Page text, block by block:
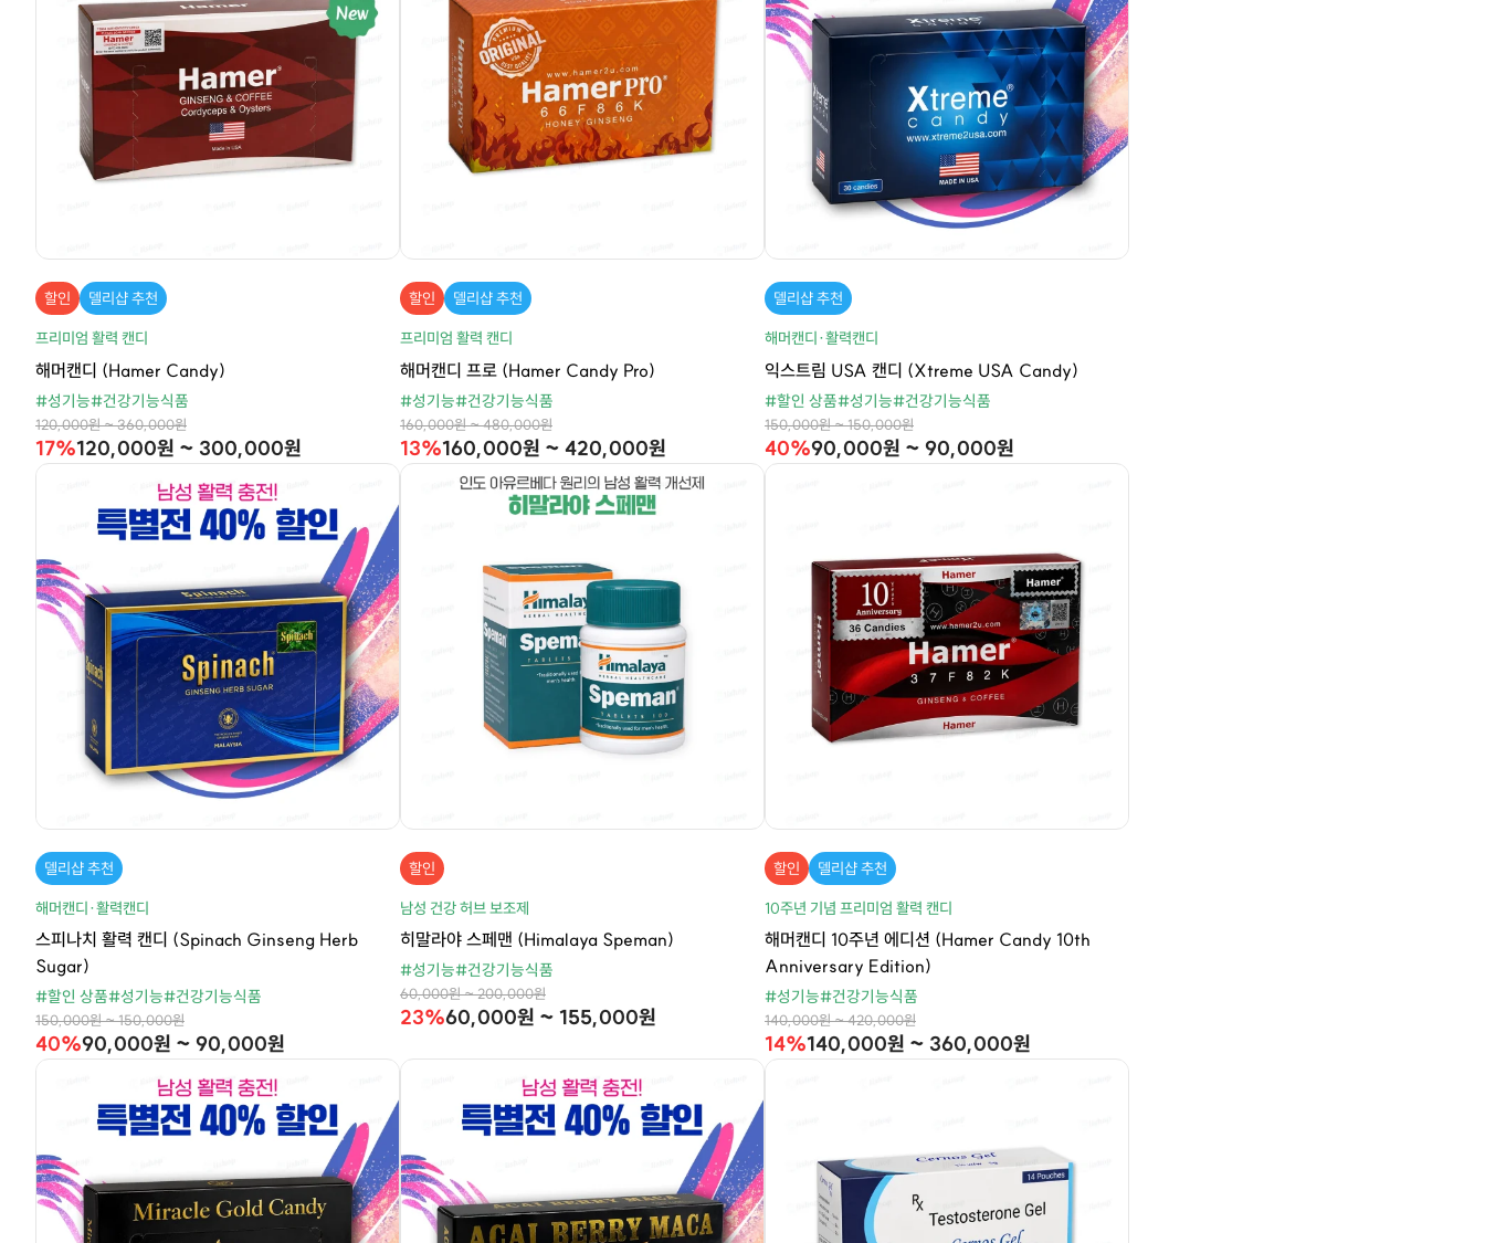
할인
델리샵 추천
프리미엄 활력 캔디
해머캔디 (Hamer Candy)
#성기능#건강기능식품
120,000원 ~ 360,000원
17%120,000원 ~ 300,000원
할인
델리샵 추천
프리미엄 활력 캔디
해머캔디 프로 (Hamer Candy Pro)
#성기능#건강기능식품
160,000원 ~ 480,000원
13%160,000원 ~ 420,000원
델리샵 추천
해머캔디·활력캔디
익스트림 USA 캔디 (Xtreme USA Candy)
#할인 상품#성기능#건강기능식품
150,000원 ~ 150,000원
40%90,000원 ~ 90,000원
델리샵 추천
해머캔디·활력캔디
스피나치 활력 캔디 (Spinach Ginseng Herb
Sugar)
#할인 상품#성기능#건강기능식품
150,000원 ~ 150,000원
40%90,000원 ~ 90,000원
할인
남성 건강 허브 보조제
히말라야 스페맨 (Himalaya Speman)
#성기능#건강기능식품
60,000원 ~ 200,000원
23%60,000원 ~ 155,000원
할인
델리샵 추천
10주년 기념 프리미엄 활력 캔디
해머캔디 10주년 에디션 (Hamer Candy 10th
Anniversary Edition)
#성기능#건강기능식품
140,000원 ~ 420,000원
14%140,000원 ~ 360,000원